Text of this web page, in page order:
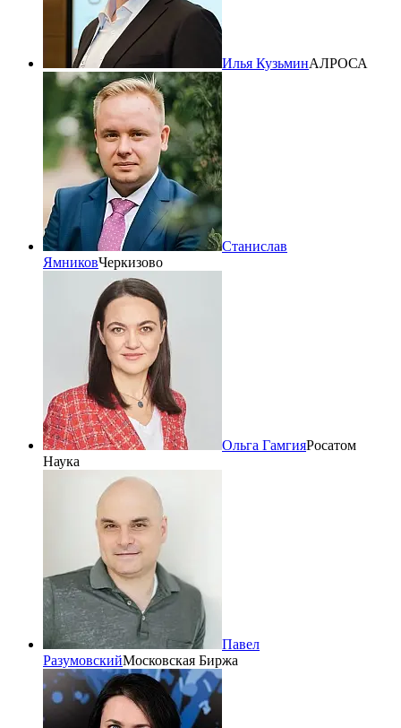
Илья КузьминАЛРОСА
Станислав
ЯмниковЧеркизово
Ольга ГамгияРосатом
Наука
Павел
РазумовскийМосковская Биржа